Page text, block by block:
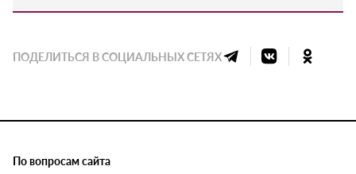
ПОДЕЛИТЬСЯ В СОЦИАЛЬНЫХ СЕТЯХ
По вопросам сайта